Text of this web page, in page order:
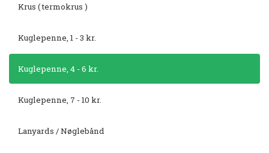
Krus ( termokrus )
Kuglepenne, 1 - 3 kr.
Kuglepenne, 4 - 6 kr.
Kuglepenne, 7 - 10 kr.
Lanyards / Nøglebånd